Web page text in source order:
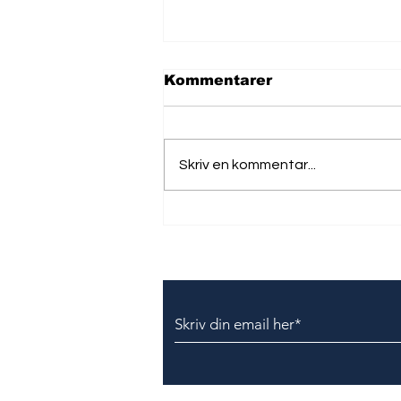
Kommentarer
Skriv en kommentar...